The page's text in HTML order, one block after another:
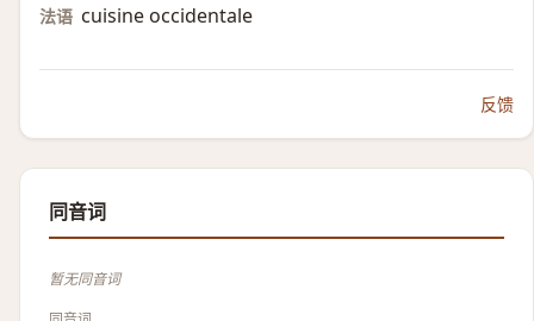
法语 cuisine occidentale
反馈
同音词
暂无同音词